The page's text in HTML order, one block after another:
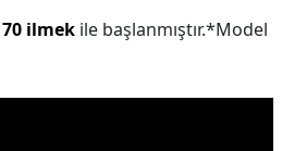
ilmek ile başlanmıştır.*Model